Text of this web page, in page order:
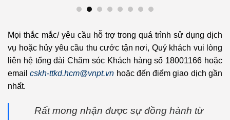
Mọi thắc mắc/ yêu cầu hỗ trợ trong quá trình sử dụng dịch
vụ hoặc hủy yêu cầu thu cước tận nơi, Quý khách vui lòng
liên hệ tổng đài Chăm sóc Khách hàng số 18001166 hoặc
emailcskh-ttkd.hcm@vnpt.vn hoặc đến điểm giao dịch gần
nhất.
Rất mong nhận được sự đồng hành từ